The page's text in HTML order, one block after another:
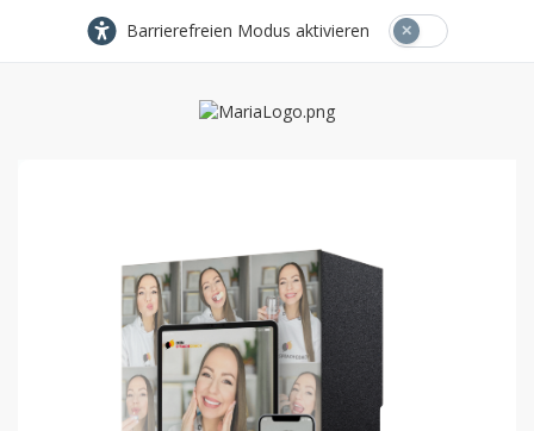
Barrierefreien Modus aktivieren